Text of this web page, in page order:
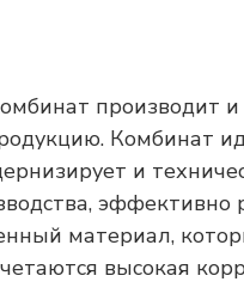
производит
Комбинат
и
эффективно
материал,
высокая